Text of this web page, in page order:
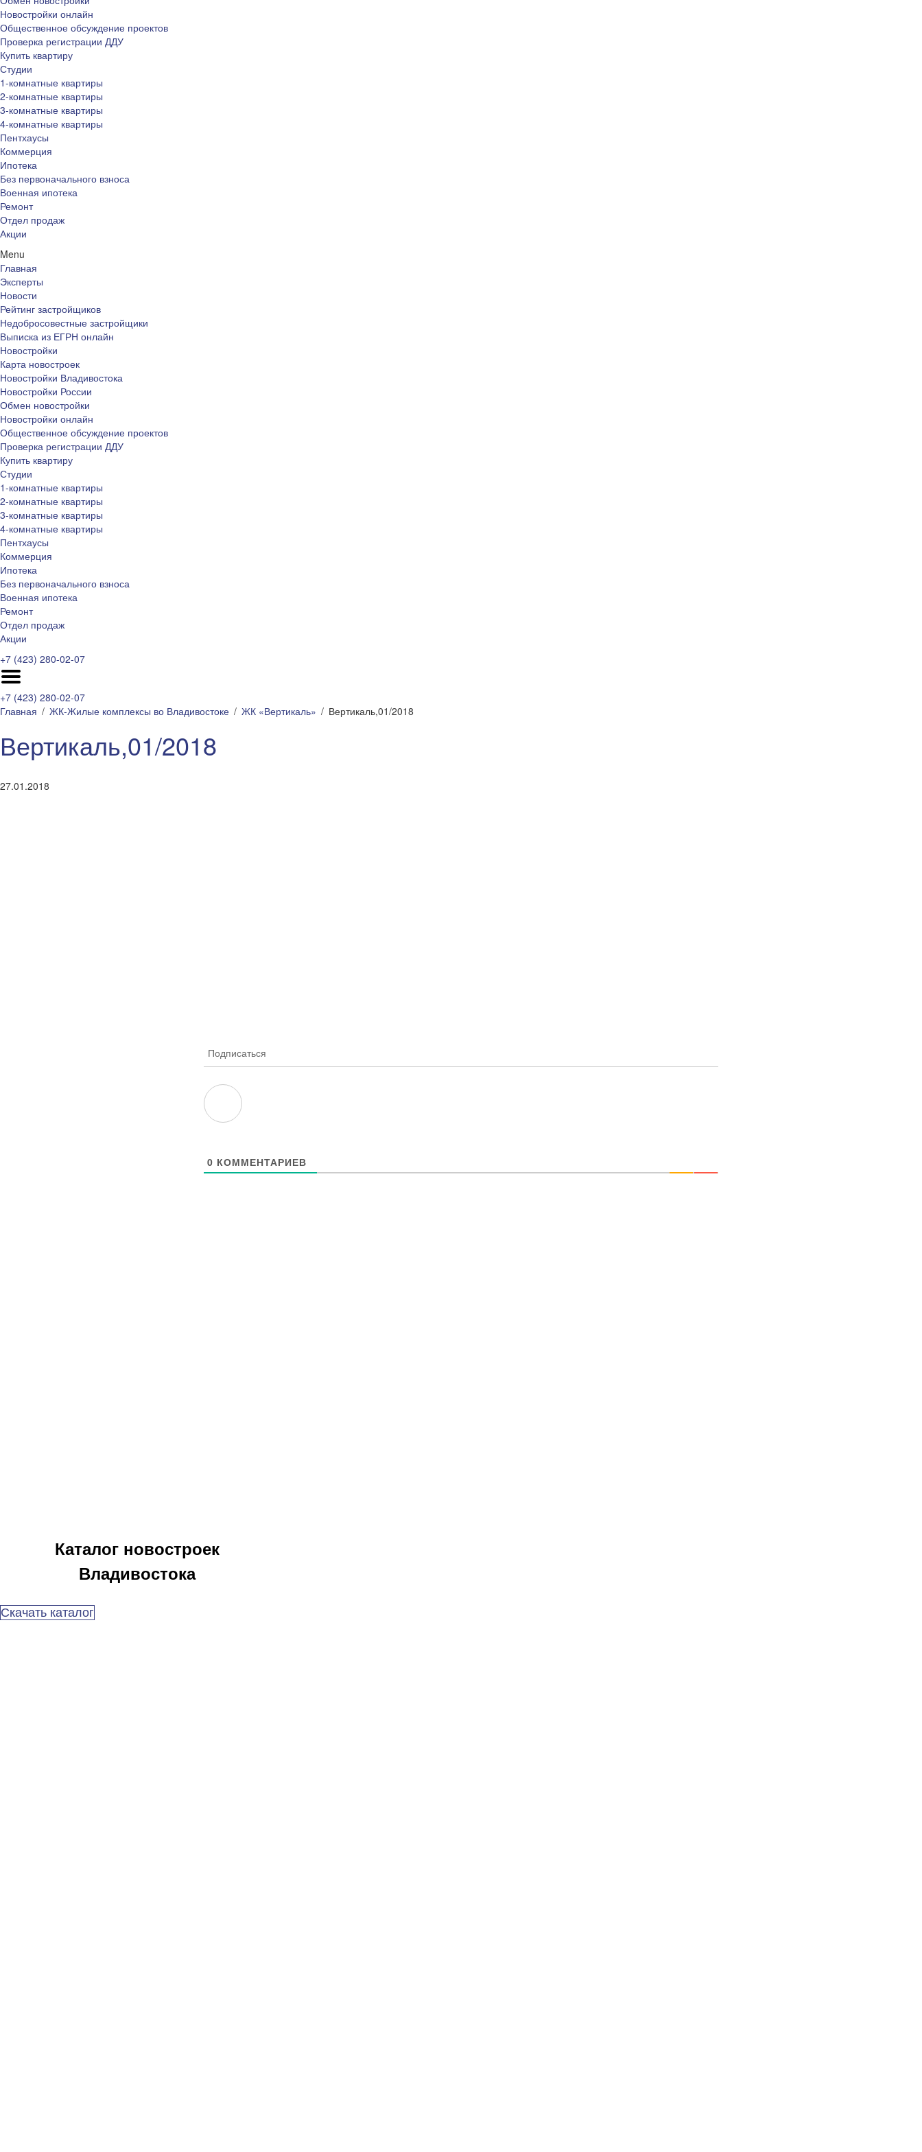
Новостройки онлайн
Общественное обсуждение проектов
Проверка регистрации ДДУ
Купить квартиру
Студии
1-комнатные квартиры
2-комнатные квартиры
3-комнатные квартиры
4-комнатные квартиры
Пентхаусы
Коммерция
Ипотека
Без первоначального взноса
Военная ипотека
Ремонт
Отдел продаж
Акции
Menu
Главная
Эксперты
Новости
Рейтинг застройщиков
Недобросовестные застройщики
Выписка из ЕГРН онлайн
Новостройки
Карта новостроек
Новостройки Владивостока
Новостройки России
Обмен новостройки
Новостройки онлайн
Общественное обсуждение проектов
Проверка регистрации ДДУ
Купить квартиру
Студии
1-комнатные квартиры
2-комнатные квартиры
3-комнатные квартиры
4-комнатные квартиры
Пентхаусы
Коммерция
Ипотека
Без первоначального взноса
Военная ипотека
Ремонт
Отдел продаж
Акции
+7 (423) 280-02-07
+7 (423) 280-02-07
Главная
ЖК-Жилые комплексы во Владивостоке ЖК «Вертикаль» Вертикаль,01/2018
Вертикаль,01/2018
27.01.2018
Подписаться
0 КОММЕНТАРИЕВ
Каталог новостроек
Владивостока
Скачать каталог